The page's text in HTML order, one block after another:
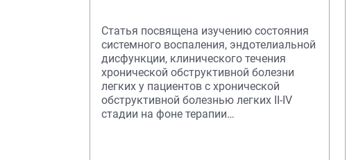
Статья посвящена изучению состояния
системного воспаления, эндотелиальной
дисфункции, клинического течения
хронической обструктивной болезни
легких у пациентов с хронической
обструктивной болезнью легких II-IV
стадии на фоне терапии